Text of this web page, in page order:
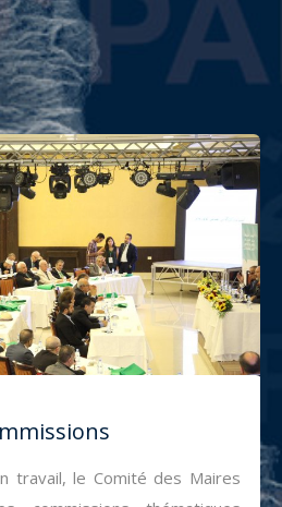
travail, le Comité des Maires